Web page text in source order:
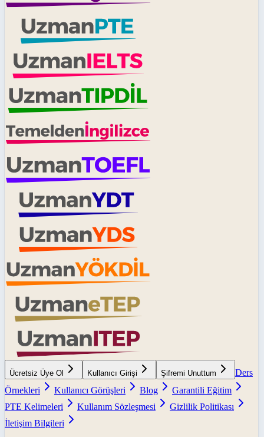
Ücretsiz Üye Ol Kullanıcı Girişi Şifremi Unuttum
Ders
Örnekleri
Kullanıcı Görüşleri Blog
Garantili Eğitim
PTE Kelimeleri
Kullanım Sözleşmesi
Gizlilik Politikası
İletişim Bilgileri